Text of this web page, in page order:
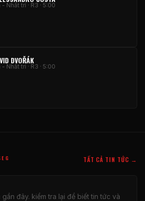
Nhất trí · R3 · 5:00
DVOŘÁK
Nhất trí · R3 · 5:00
TẤT CẢ TIN TỨC →
đây. kiểm tra lại để biết tin tức và